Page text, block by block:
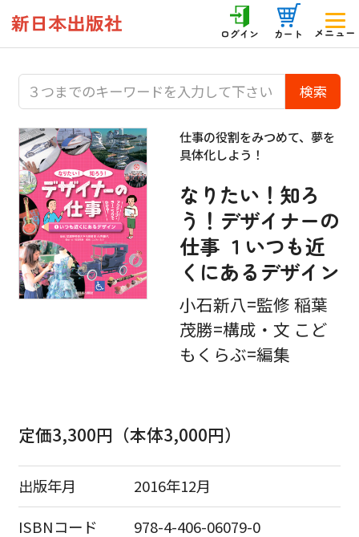
ログイン カート メニュー
仕事の役割をみつめて、夢を
具体化しよう！
なりたい！知ろ
う！デザイナーの
仕事 １いつも近
くにあるデザイン
小石新八=監修 稲葉
茂勝=構成・文 こど
もくらぶ=編集
定価3,300円（本体3,000円）
出版年月
2016年12月
ISBNコード
978-4-406-06079-0